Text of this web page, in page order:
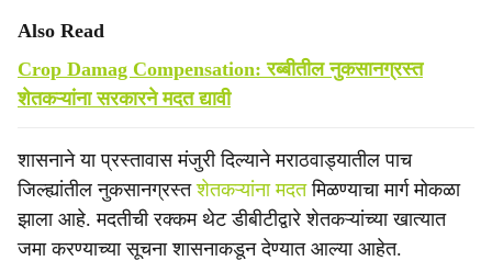
Also Read
Crop Damag Compensation: रब्बीतील नुकसानग्रस्त
शेतकऱ्यांना सरकारने मदत द्यावी
शासनाने या प्रस्तावास मंजुरी दिल्याने मराठवाड्यातील पाच
जिल्ह्यांतील नुकसानग्रस्तशेतकऱ्यांना मदतमिळण्याचा मार्ग मोकळा
झाला आहे. मदतीची रक्कम थेट डीबीटीद्वारे शेतकऱ्यांच्या खात्यात
जमा करण्याच्या सूचना शासनाकडून देण्यात आल्या आहेत.